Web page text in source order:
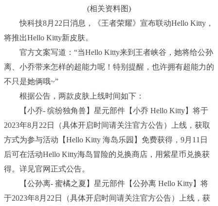
(相关资料图)
快科技8月22日消息，《王者荣耀》宣布联动Hello Kitty，
将推出Hello Kitty新皮肤。
官方文案写道：“当Hello Kitty来到王者峡谷，她将给公孙
离、小乔带来怎样的超能力呢！特别提醒，也许拥有超能力的
不只是她俩哦~”
根据公告，两款皮肤上线时间如下：
【小乔- 缤纷独角兽】星元部件【小乔 Hello Kitty】将于
2023年8月22日（具体开启时间请关注官方公告）上线，获取
方式为参与活动【Hello Kitty 海岛乐园】免费获得，9月11日
后可在活动Hello Kitty海岛冒险的兑换商店，用紫星币兑换获
得。详见官网正式公告。
【公孙离- 蜜橘之夏】星元部件【公孙离 Hello Kitty】将
于2023年8月22日（具体开启时间请关注官方公告）上线，获